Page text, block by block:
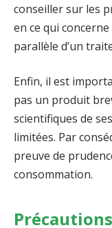
conseiller sur les
en ce qui
parallèle d’un
Enfin, il est
pas un produit
scientifiques de
limitées. Par
preuve de
consommation.